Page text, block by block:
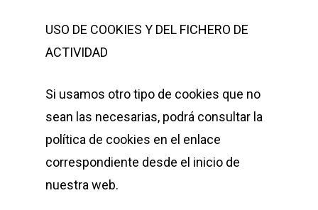
USO DE COOKIES Y DEL FICHERO DE
ACTIVIDAD
Si usamos otro tipo de cookies que no
sean las necesarias, podrá consultar la
política de cookies en el enlace
correspondiente desde el inicio de
nuestra web.